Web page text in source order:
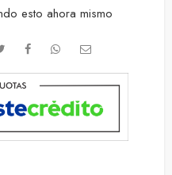
esto ahora mismo